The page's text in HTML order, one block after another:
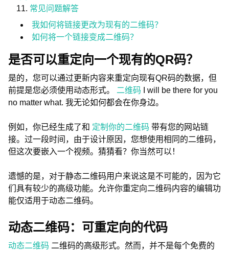
常见问题解答
我如何将链接更改为现有的二维码？
如何将一个链接变成二维码？
是否可以重定向一个现有的QR码？
是的，您可以通过更新内容来重定向现有QR码的数据，但
前提是您必须使用动态形式。 二维码 I will be there for you
no matter what. 我无论如何都会在你身边。
例如，你已经生成了和 定制你的二维码 带有您的网站链
接。过一段时间，由于设计原因，您想使用相同的二维码，
但这次要嵌入一个视频。猜猜看？你当然可以！
遗憾的是，对于静态二维码用户来说这是不可能的，因为它
们具有较少的高级功能。允许你重定向二维码内容的编辑功
能仅适用于动态二维码。
动态二维码：可重定向的代码
动态二维码 二维码的高级形式。然而，并不是每个免费的